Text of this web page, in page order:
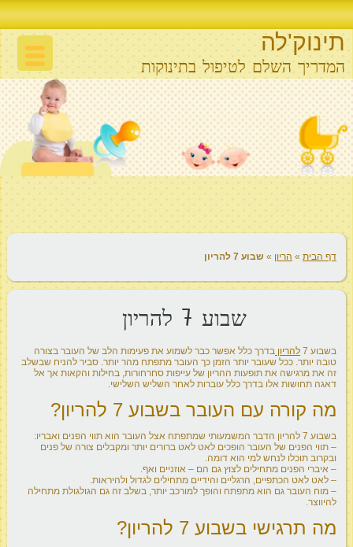
תינוק'לה
המדריך השלם לטיפול בתינוקות
דף הבית » הריון » שבוע 7 להריון
שבוע 7 להריון
בשבוע 7 להריון בדרך כלל אפשר כבר לשמוע את פעימות הלב של העובר בצורה
טובה יותר. ככל שעובר יותר הזמן כך העובר מתפתח מהר יותר. סביר להניח שבשלב
זה את מרגישה את תופעות ההריון של עייפות סחרחורות, בחילות והקאות אך אל
דאגה תחושות אלו בדרך כלל עוברות לאחר השליש השלישי.
מה קורה עם העובר בשבוע 7 להריון?
בשבוע 7 להריון הדבר המשמעותי שמתפתח אצל העובר הוא תווי הפנים ואבריו:
– תווי הפנים של העובר הופכים לאט לאט ברורים יותר ומקבלים צורה של פנים
ובקרוב תוכלו לנחש למי הוא דומה.
– איברי הפנים מתחילים לצוץ גם הם – אוזניים ואף.
– לאט לאט הכתפיים, הרגליים והידיים מתחילים לגדול ולהיראות.
– מוח העובר גם הוא מתפתח והופך למורכב יותר, בשלב זה גם הגולגולת מתחילה
להיווצר.
מה תרגישי בשבוע 7 להריון?